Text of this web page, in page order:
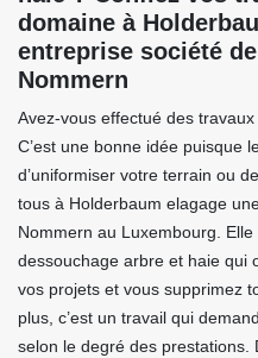
domaine à
entreprise société
Nommern
Avez-vous effectué des
C’est une bonne idée puisque
d’uniformiser votre terrain ou
tous à Holderbaum elagage
Nommern au Luxembourg.
dessouchage arbre et haie qui
vos projets et vous supprimez
plus, c’est un travail qui
selon le degré des prestations.